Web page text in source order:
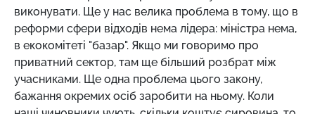
виконувати. Ще у нас велика проблема в тому, що в
реформи сфери відходів нема лідера: міністра нема,
в екокомітеті "базар". Якщо ми говоримо про
приватний сектор, там ще більший розбрат між
учасниками. Ще одна проблема цього закону,
бажання окремих осіб заробити на ньому. Коли